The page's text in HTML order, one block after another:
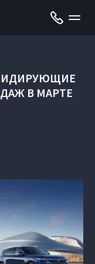
ЛИДИРУЮЩИЕ
В МАРТЕ